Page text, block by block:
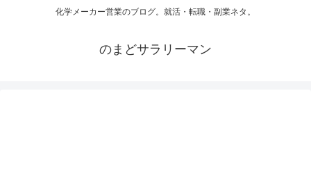
化学メーカー営業のブログ。就活・転職・副業ネタ。
のまどサラリーマン